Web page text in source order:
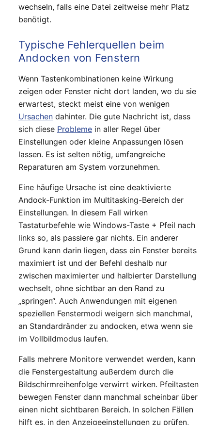
wechseln, falls eine Datei zeitweise mehr Platz
benötigt.
Typische Fehlerquellen beim
Andocken von Fenstern
Wenn Tastenkombinationen keine Wirkung
zeigen oder Fenster nicht dort landen, wo du sie
erwartest, steckt meist eine von wenigen
Ursachen dahinter. Die gute Nachricht ist, dass
sich diese Probleme in aller Regel über
Einstellungen oder kleine Anpassungen lösen
lassen. Es ist selten nötig, umfangreiche
Reparaturen am System vorzunehmen.
Eine häufige Ursache ist eine deaktivierte
Andock-Funktion im Multitasking-Bereich der
Einstellungen. In diesem Fall wirken
Tastaturbefehle wie Windows-Taste + Pfeil nach
links so, als passiere gar nichts. Ein anderer
Grund kann darin liegen, dass ein Fenster bereits
maximiert ist und der Befehl deshalb nur
zwischen maximierter und halbierter Darstellung
wechselt, ohne sichtbar an den Rand zu
„springen“. Auch Anwendungen mit eigenen
speziellen Fenstermodi weigern sich manchmal,
an Standardränder zu andocken, etwa wenn sie
im Vollbildmodus laufen.
Falls mehrere Monitore verwendet werden, kann
die Fenstergestaltung außerdem durch die
Bildschirmreihenfolge verwirrt wirken. Pfeiltasten
bewegen Fenster dann manchmal scheinbar über
einen nicht sichtbaren Bereich. In solchen Fällen
hilft es, in den Anzeigeeinstellungen zu prüfen,